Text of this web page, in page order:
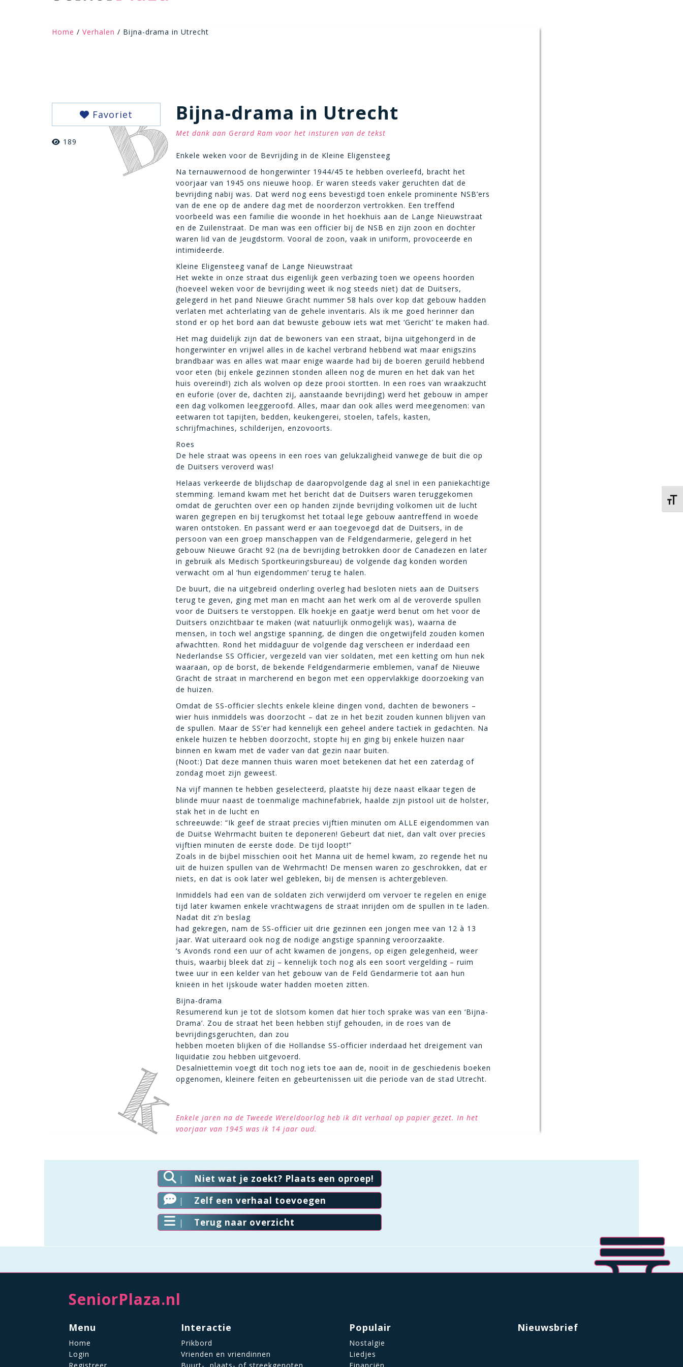
Home / Verhalen / Bijna-drama in Utrecht
Favoriet
189
Bijna-drama in Utrecht
Met dank aan Gerard Ram voor het insturen van de tekst
Enkele weken voor de Bevrijding in de Kleine Eligensteeg
Na ternauwernood de hongerwinter 1944/45 te hebben overleefd, bracht het
voorjaar van 1945 ons nieuwe hoop. Er waren steeds vaker geruchten dat de
bevrijding nabij was. Dat werd nog eens bevestigd toen enkele prominente NSB’ers
van de ene op de andere dag met de noorderzon vertrokken. Een treffend
voorbeeld was een familie die woonde in het hoekhuis aan de Lange Nieuwstraat
en de Zuilenstraat. De man was een officier bij de NSB en zijn zoon en dochter
waren lid van de Jeugdstorm. Vooral de zoon, vaak in uniform, provoceerde en
intimideerde.
Kleine Eligensteeg vanaf de Lange Nieuwstraat
Het wekte in onze straat dus eigenlijk geen verbazing toen we opeens hoorden
(hoeveel weken voor de bevrijding weet ik nog steeds niet) dat de Duitsers,
gelegerd in het pand Nieuwe Gracht nummer 58 hals over kop dat gebouw hadden
verlaten met achterlating van de gehele inventaris. Als ik me goed herinner dan
stond er op het bord aan dat bewuste gebouw iets wat met ‘Gericht’ te maken had.
Het mag duidelijk zijn dat de bewoners van een straat, bijna uitgehongerd in de
hongerwinter en vrijwel alles in de kachel verbrand hebbend wat maar enigszins
brandbaar was en alles wat maar enige waarde had bij de boeren geruild hebbend
voor eten (bij enkele gezinnen stonden alleen nog de muren en het dak van het
huis overeind!) zich als wolven op deze prooi stortten. In een roes van wraakzucht
en euforie (over de, dachten zij, aanstaande bevrijding) werd het gebouw in amper
een dag volkomen leeggeroofd. Alles, maar dan ook alles werd meegenomen: van
eetwaren tot tapijten, bedden, keukengerei, stoelen, tafels, kasten,
schrijfmachines, schilderijen, enzovoorts.
Roes
De hele straat was opeens in een roes van gelukzaligheid vanwege de buit die op
de Duitsers veroverd was!
Helaas verkeerde de blijdschap de daaropvolgende dag al snel in een paniekachtige
stemming. Iemand kwam met het bericht dat de Duitsers waren teruggekomen
omdat de geruchten over een op handen zijnde bevrijding volkomen uit de lucht
waren gegrepen en bij terugkomst het totaal lege gebouw aantreffend in woede
waren ontstoken. En passant werd er aan toegevoegd dat de Duitsers, in de
persoon van een groep manschappen van de Feldgendarmerie, gelegerd in het
gebouw Nieuwe Gracht 92 (na de bevrijding betrokken door de Canadezen en later
in gebruik als Medisch Sportkeuringsbureau) de volgende dag konden worden
verwacht om al ‘hun eigendommen’ terug te halen.
De buurt, die na uitgebreid onderling overleg had besloten niets aan de Duitsers
terug te geven, ging met man en macht aan het werk om al de veroverde spullen
voor de Duitsers te verstoppen. Elk hoekje en gaatje werd benut om het voor de
Duitsers onzichtbaar te maken (wat natuurlijk onmogelijk was), waarna de
mensen, in toch wel angstige spanning, de dingen die ongetwijfeld zouden komen
afwachtten. Rond het middaguur de volgende dag verscheen er inderdaad een
Nederlandse SS Officier, vergezeld van vier soldaten, met een ketting om hun nek
waaraan, op de borst, de bekende Feldgendarmerie emblemen, vanaf de Nieuwe
Gracht de straat in marcherend en begon met een oppervlakkige doorzoeking van
de huizen.
Omdat de SS-officier slechts enkele kleine dingen vond, dachten de bewoners –
wier huis inmiddels was doorzocht – dat ze in het bezit zouden kunnen blijven van
de spullen. Maar de SS’er had kennelijk een geheel andere tactiek in gedachten. Na
enkele huizen te hebben doorzocht, stopte hij en ging bij enkele huizen naar
binnen en kwam met de vader van dat gezin naar buiten.
(Noot:) Dat deze mannen thuis waren moet betekenen dat het een zaterdag of
zondag moet zijn geweest.
Na vijf mannen te hebben geselecteerd, plaatste hij deze naast elkaar tegen de
blinde muur naast de toenmalige machinefabriek, haalde zijn pistool uit de holster,
stak het in de lucht en
schreeuwde: “Ik geef de straat precies vijftien minuten om ALLE eigendommen van
de Duitse Wehrmacht buiten te deponeren! Gebeurt dat niet, dan valt over precies
vijftien minuten de eerste dode. De tijd loopt!”
Zoals in de bijbel misschien ooit het Manna uit de hemel kwam, zo regende het nu
uit de huizen spullen van de Wehrmacht! De mensen waren zo geschrokken, dat er
niets, en dat is ook later wel gebleken, bij de mensen is achtergebleven.
Inmiddels had een van de soldaten zich verwijderd om vervoer te regelen en enige
tijd later kwamen enkele vrachtwagens de straat inrijden om de spullen in te laden.
Nadat dit z’n beslag
had gekregen, nam de SS-officier uit drie gezinnen een jongen mee van 12 à 13
jaar. Wat uiteraard ook nog de nodige angstige spanning veroorzaakte.
‘s Avonds rond een uur of acht kwamen de jongens, op eigen gelegenheid, weer
thuis, waarbij bleek dat zij – kennelijk toch nog als een soort vergelding – ruim
twee uur in een kelder van het gebouw van de Feld Gendarmerie tot aan hun
knieën in het ijskoude water hadden moeten zitten.
Bijna-drama
Resumerend kun je tot de slotsom komen dat hier toch sprake was van een ‘Bijna-
Drama’. Zou de straat het been hebben stijf gehouden, in de roes van de
bevrijdingsgeruchten, dan zou
hebben moeten blijken of die Hollandse SS-officier inderdaad het dreigement van
liquidatie zou hebben uitgevoerd.
Desalniettemin voegt dit toch nog iets toe aan de, nooit in de geschiedenis boeken
opgenomen, kleinere feiten en gebeurtenissen uit die periode van de stad Utrecht.
Enkele jaren na de Tweede Wereldoorlog heb ik dit verhaal op papier gezet. In het
voorjaar van 1945 was ik 14 jaar oud.
Niet wat je zoekt? Plaats een oproep!
Zelf een verhaal toevoegen
Terug naar overzicht
SeniorPlaza.nl
Menu
Home
Login
Interactie
Prikbord
Vrienden en vriendinnen
Populair
Nostalgie
Liedjes
Nieuwsbrief